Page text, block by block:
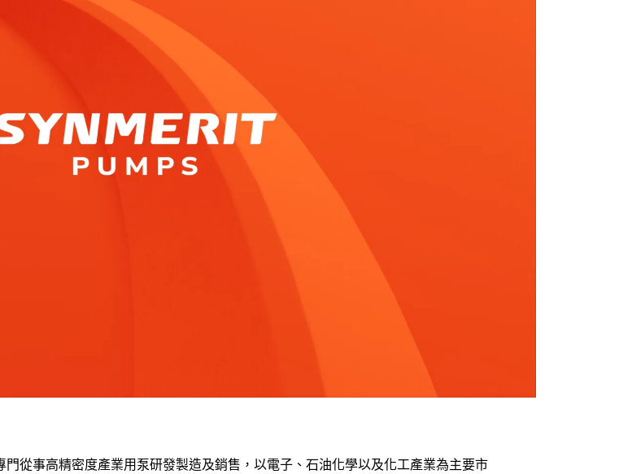
從事高精密度產業用泵研發製造及銷售，以電子、石油化學以及化工產業為主要市